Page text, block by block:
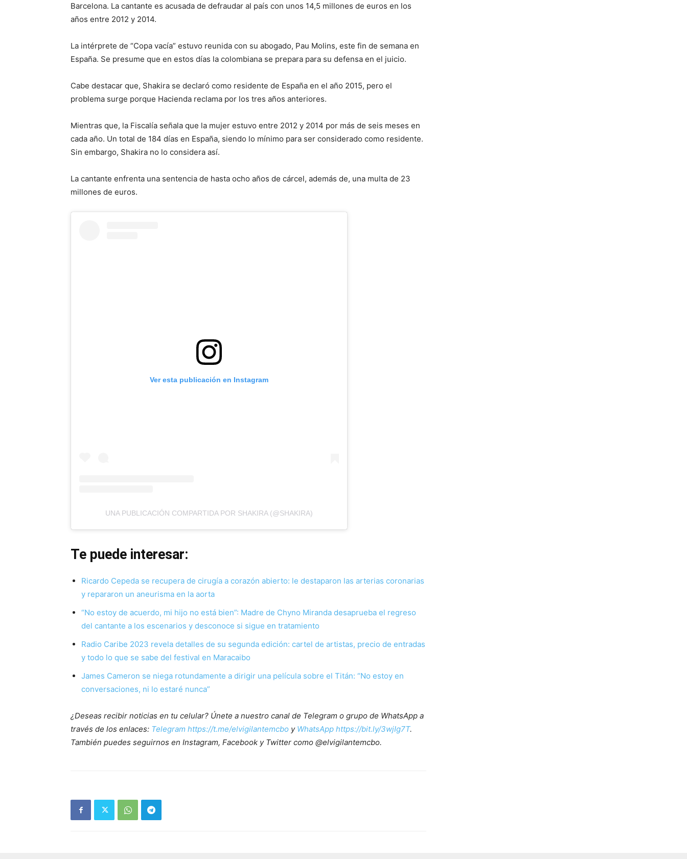
Barcelona. La cantante es acusada de defraudar al país con unos 14,5 millones de euros en los
años entre 2012 y 2014.
La intérprete de “Copa vacía” estuvo reunida con su abogado, Pau Molins, este fin de semana en
España. Se presume que en estos días la colombiana se prepara para su defensa en el juicio.
Cabe destacar que, Shakira se declaró como residente de España en el año 2015, pero el
problema surge porque Hacienda reclama por los tres años anteriores.
Mientras que, la Fiscalía señala que la mujer estuvo entre 2012 y 2014 por más de seis meses en
cada año. Un total de 184 días en España, siendo lo mínimo para ser considerado como residente.
Sin embargo, Shakira no lo considera así.
La cantante enfrenta una sentencia de hasta ocho años de cárcel, además de, una multa de 23
millones de euros.
Ver esta publicación en Instagram
UNA PUBLICACIÓN COMPARTIDA POR SHAKIRA (@SHAKIRA)
Te puede interesar:
Ricardo Cepeda se recupera de cirugía a corazón abierto: le destaparon las arterias coronarias
y repararon un aneurisma en la aorta
“No estoy de acuerdo, mi hijo no está bien”: Madre de Chyno Miranda desaprueba el regreso
del cantante a los escenarios y desconoce si sigue en tratamiento
Radio Caribe 2023 revela detalles de su segunda edición: cartel de artistas, precio de entradas
y todo lo que se sabe del festival en Maracaibo
James Cameron se niega rotundamente a dirigir una película sobre el Titán: “No estoy en
conversaciones, ni lo estaré nunca”
¿Deseas recibir noticias en tu celular? Únete a nuestro canal de Telegram o grupo de WhatsApp a
través de los enlaces: Telegram https://t.me/elvigilantemcbo y WhatsApp https://bit.ly/3wjIg7T.
También puedes seguirnos en Instagram, Facebook y Twitter como @elvigilantemcbo.